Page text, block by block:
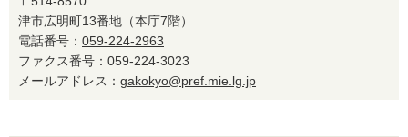
津市広明町13番地（本庁7階）
電話番号： 059-224-2963
ファクス番号：059-224-3023
メールアドレス： gakokyo@pref.mie.lg.jp